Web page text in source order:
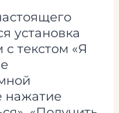
установка
текстом «Я
нажатие